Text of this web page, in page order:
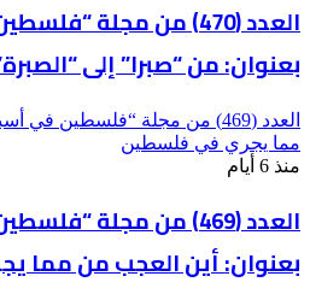
العدد (470) من مجلة
بعنوان: من “صبرا” إلى
العدد (469) من مجلة “فلسطين
مما يجري في فلسطين
منذ 6 أيام
العدد (469) من مجلة
بعنوان: أين العجب من مما